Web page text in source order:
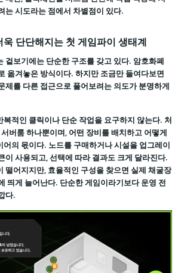
는 시도라는 점에서 차별점이 있다.
단단해지는 첫 게임파이 생태계
겉보기에는 단순한 구조를 갖고 있다. 암호화폐
옮겨놓은 방식이다. 하지만 조금만 들여다보면
제를 다른 접근으로 풀어보려는 의도가 분명하게
적인 클릭이나 단순 작업을 요구하지 않는다. 처
버룸 하나뿐이며, 어떤 장비를 배치하고 어떻게
어의 몫이다. 노드를 구매하거나 시설을 업그레이
이 사용되고, 선택에 따라 결과도 크게 달라진다.
떨어지지만, 효율적인 구성을 찾으면 실제 채굴장
띄게 늘어난다. 단순한 게임이라기보다 운영 전
다.